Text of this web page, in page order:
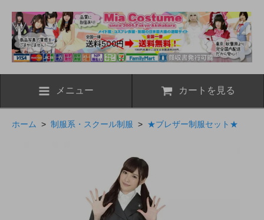
メニュー カートを見る
ホーム > 制服系・スクール制服 > ★ブレザー制服セット★